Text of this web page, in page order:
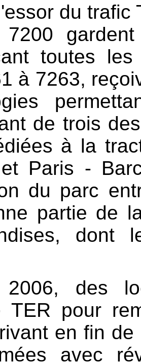
du trafic
toutes
à 7263,
de trois
à la
Paris -
du parc
partie de
dont
2006, des
TER pour
en fin
avec